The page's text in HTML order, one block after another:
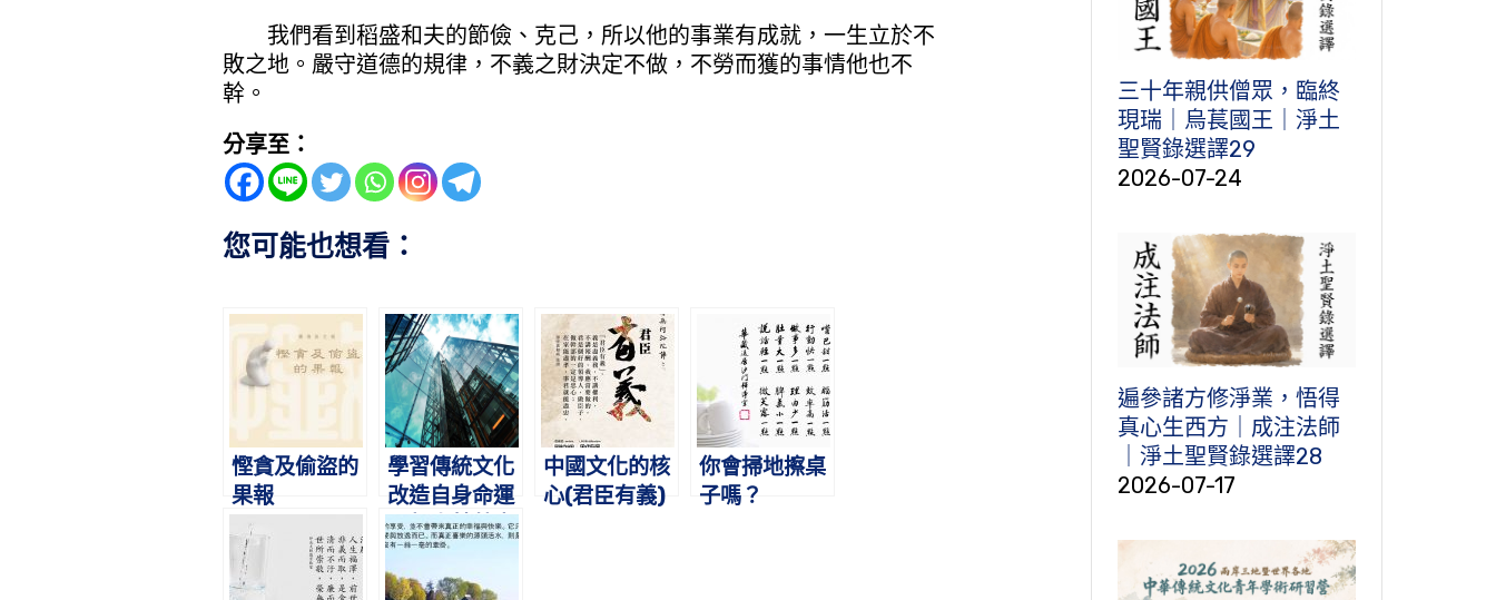
我們看到稻盛和夫的節儉、克己，所以他的事業有成就，一生立於不
敗之地。嚴守道德的規律，不義之財決定不做，不勞而獲的事情他也不
幹。
分享至：
您可能也想看：
慳貪及偷盜的
果報
學習傳統文化
改造自身命運
－胡小林董事
長
中國文化的核
心(君臣有義)
你會掃地擦桌
子嗎？
三十年親供僧眾，臨終
現瑞｜烏萇國王｜淨土
聖賢錄選譯29
2026-07-24
遍參諸方修淨業，悟得
真心生西方｜成注法師
｜淨土聖賢錄選譯28
2026-07-17